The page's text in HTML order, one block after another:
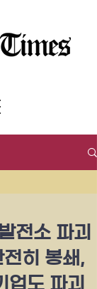
전소 파괴
히 봉쇄,
업도 파괴